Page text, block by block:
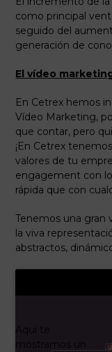
como principal
seguido del
generación de
El vídeo
En Cetrex hemos
Vídeo Marketing,
que contar, pero
¡En Cetrex
valores de tu
engagement con
rápida que con
Tenemos una gran
la viva
abstractos,
Aquí te
mostramos un